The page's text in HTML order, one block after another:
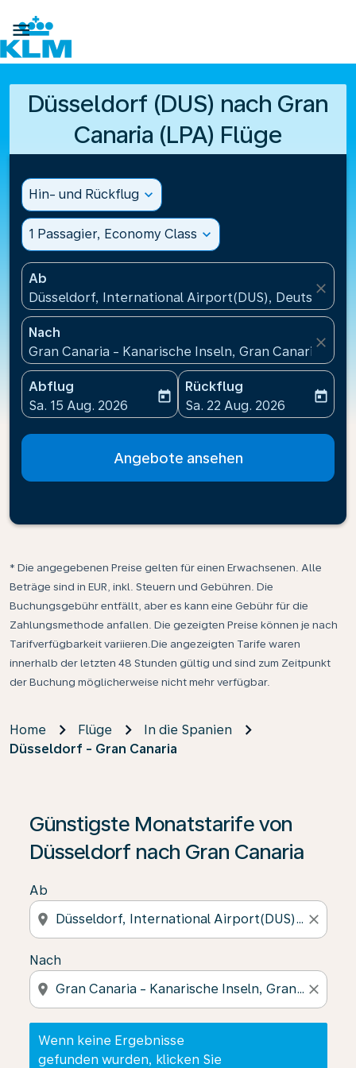

Düsseldorf (DUS) nach Gran
Canaria (LPA) Flüge
Hin- und Rückflug expand_more
1 Passagier, Economy Class expand_more
Ab
Düsseldorf, International Airport(DUS), Deutschland
close
Nach
Gran Canaria - Kanarische Inseln, Gran Canaria
close
Abflug
fc-booking-departure-date-aria-label
Sa. 15 Aug. 2026
today
Rückflug
fc-booking-return-date-
Sa. 22 Aug. 2026
today
Angebote ansehen
* Die angegebenen Preise gelten für einen Erwachsenen. Alle
Beträge sind in EUR, inkl. Steuern und Gebühren. Die
Buchungsgebühr entfällt, aber es kann eine Gebühr für die
Zahlungsmethode anfallen. Die gezeigten Preise können je nach
Tarifverfügbarkeit variieren.Die angezeigten Tarife waren
innerhalb der letzten 48 Stunden gültig und sind zum Zeitpunkt
der Buchung möglicherweise nicht mehr verfügbar.
Home Flüge
In die Spanien
Düsseldorf - Gran Canaria
Günstigste Monatstarife von
Düsseldorf nach Gran Canaria
Ab
location_on close
Nach
location_on close
Wenn keine Ergebnisse
gefunden wurden, klicken Sie
Wenn keine Ergebnisse gefunden wurden, klicken